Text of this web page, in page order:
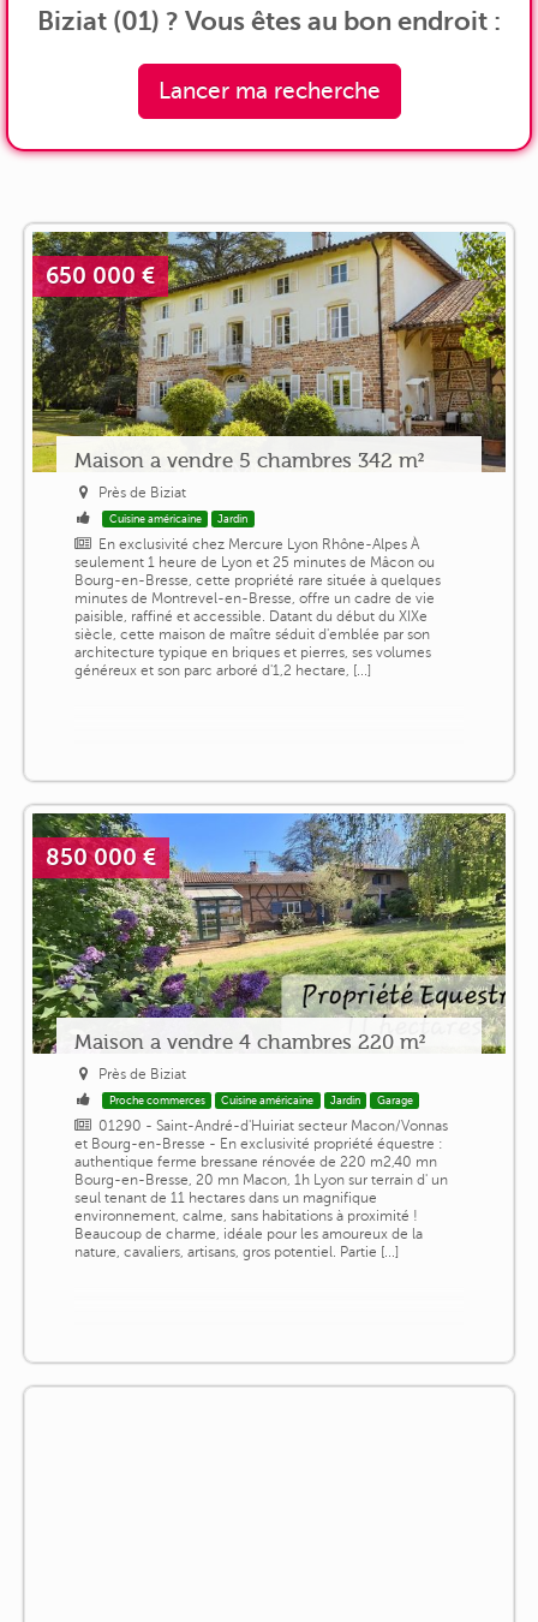
Biziat (01) ? Vous êtes au bon endroit :
Lancer ma recherche
650 000 €
Maison a vendre 5 chambres 342 m²
Près de Biziat
Cuisine américaine Jardin
En exclusivité chez Mercure Lyon Rhône-Alpes À
seulement 1 heure de Lyon et 25 minutes de Mâcon ou
Bourg-en-Bresse, cette propriété rare située à quelques
minutes de Montrevel-en-Bresse, offre un cadre de vie
paisible, raffiné et accessible. Datant du début du XIXe
siècle, cette maison de maître séduit d'emblée par son
architecture typique en briques et pierres, ses volumes
généreux et son parc arboré d'1,2 hectare, [...]
850 000 €
Maison a vendre 4 chambres 220 m²
Près de Biziat
Proche commerces Cuisine américaine Jardin Garage
01290 - Saint-André-d'Huiriat secteur Macon/Vonnas
et Bourg-en-Bresse - En exclusivité propriété équestre :
authentique ferme bressane rénovée de 220 m2,40 mn
Bourg-en-Bresse, 20 mn Macon, 1h Lyon sur terrain d' un
seul tenant de 11 hectares dans un magnifique
environnement, calme, sans habitations à proximité !
Beaucoup de charme, idéale pour les amoureux de la
nature, cavaliers, artisans, gros potentiel. Partie [...]